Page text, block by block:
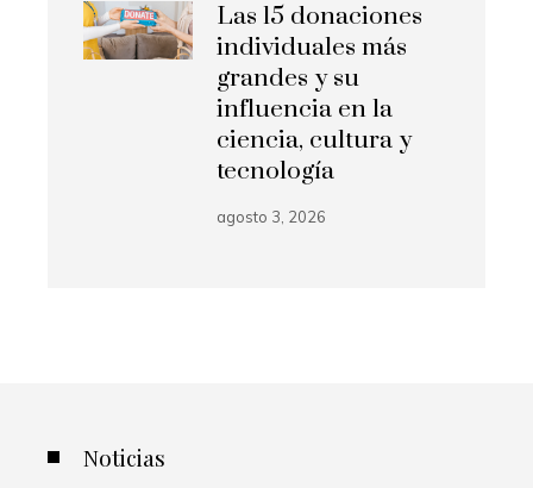
Las 15 donaciones
individuales más
grandes y su
influencia en la
ciencia, cultura y
tecnología
agosto 3, 2026
Noticias